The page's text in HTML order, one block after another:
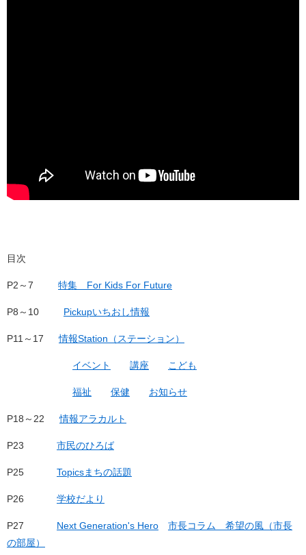
目次
P2～7 特集 For Kids For Future
P8～10 Pickupいちおし情報
P11～17情報Station（ステーション）
イベント 講座 こども
福祉 保健 お知らせ
P18～22情報アラカルト
P23 市民のひろば
P25 Topicsまちの話題
P26 学校だより
P27 Next Generation's Hero
市長コラム 希望の風（市長
の部屋）